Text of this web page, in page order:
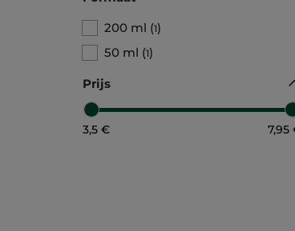
200 ml (1)
50 ml (1)
Prijs
3,5 € 7,95